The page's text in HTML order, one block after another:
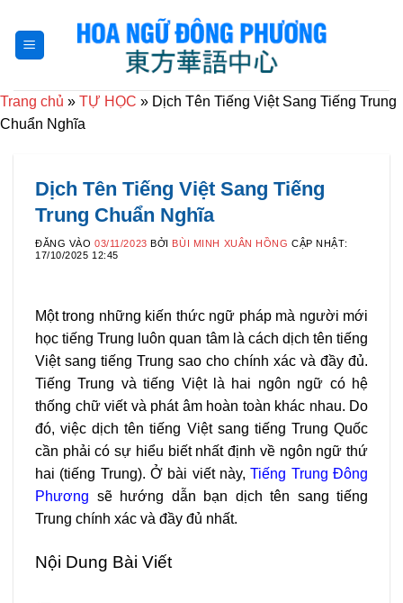
qua
nội
Trang chủ » TỰ HỌC » Dịch Tên Tiếng Việt Sang Tiếng Trung
Chuẩn Nghĩa
Dịch Tên Tiếng Việt Sang Tiếng
Trung Chuẩn Nghĩa
ĐĂNG VÀO03/11/2023 BỞI BÙI MINH XUÂN HỒNG CẬP NHẬT:
17/10/2025 12:45
Một trong những kiến thức ngữ pháp mà người mới
học tiếng Trung luôn quan tâm là cách dịch tên tiếng
Việt sang tiếng Trung sao cho chính xác và đầy đủ.
Tiếng Trung và tiếng Việt là hai ngôn ngữ có hệ
thống chữ viết và phát âm hoàn toàn khác nhau. Do
đó, việc dịch tên tiếng Việt sang tiếng Trung Quốc
cần phải có sự hiểu biết nhất định về ngôn ngữ thứ
hai (tiếng Trung). Ở bài viết này,Tiếng Trung Đông
Phương sẽ hướng dẫn bạn dịch tên sang tiếng
Trung chính xác và đầy đủ nhất.
Nội Dung Bài Viết